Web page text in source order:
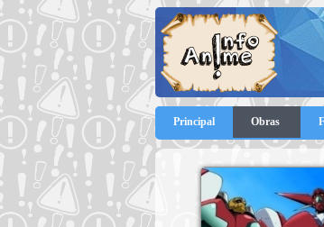
Principal Obras